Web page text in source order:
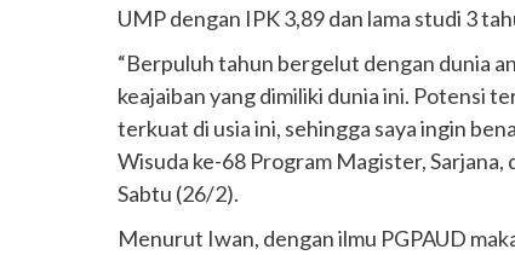
UMP dengan IPK 3,89 dan lama studi 3
“Berpuluh tahun bergelut dengan dunia
keajaiban yang dimiliki dunia ini. Potensi
terkuat di usia ini, sehingga saya ingin
Wisuda ke-68 Program Magister,
Sabtu (26/2).
Menurut Iwan, dengan ilmu PGPAUD